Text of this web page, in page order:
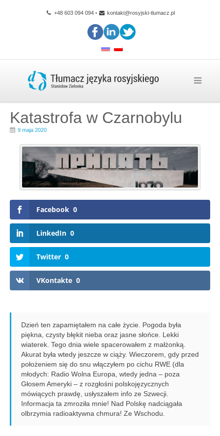
+48 603 094 094• kontakt@rosyjski-tlumacz.pl
Katastrofa w Czarnobylu
9 maja 2020
Facebook 0
LinkedIn 0
Twitter 0
VKontakte 0
Dzień ten zapamiętałem na całe życie. Pogoda była
piękna, czysty błękit nieba oraz jasne słońce. Lekki
wiaterek. Tego dnia wiele spacerowałem z małżonką.
Akurat była wtedy jeszcze w ciąży. Wieczorem, gdy przed
położeniem się do snu włączyłem po cichu RWE (dla
młodych: Radio Wolna Europa, wtedy jedna – poza
Głosem Ameryki – z rozgłośni polskojęzycznych
mówiących prawdę, usłyszałem info ze Szwecji.
Informacja ta zmroziła mnie! Nad Polskę nadciągała
olbrzymia radioaktywna chmura! Ze Wschodu.